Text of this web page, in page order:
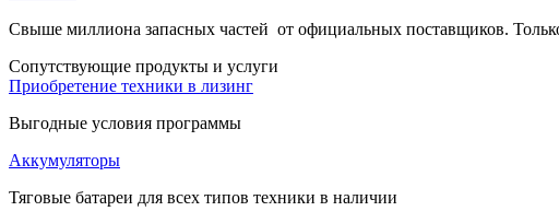
Свыше миллиона запасных частей от официальных поставщиков.
Cопутствующие продукты и услуги
Приобретение техники в лизинг
Выгодные условия программы
Аккумуляторы
Тяговые батареи для всех типов техники в наличии